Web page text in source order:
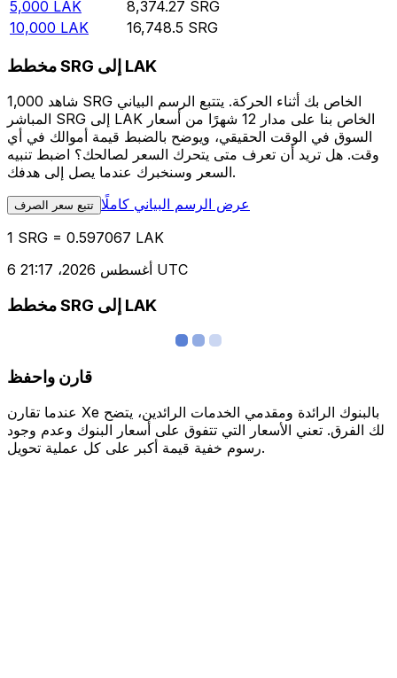
5,000 LAK 8,374.27 SRG
10,000 LAK 16,748.5 SRG
مخطط SRG إلى LAK
شاهد 1,000 SRG الخاص بك أثناء الحركة. يتتبع الرسم البياني
المباشر SRG إلى LAK الخاص بنا على مدار 12 شهرًا من أسعار
السوق في الوقت الحقيقي، ويوضح بالضبط قيمة أموالك في أي
وقت. هل تريد أن تعرف متى يتحرك السعر لصالحك؟ اضبط تنبيه
السعر وسنخبرك عندما يصل إلى هدفك.
تتبع سعر الصرف عرض الرسم البياني كاملًا
1 SRG = 0.597067 LAK
6 أغسطس 2026، 21:17 UTC
مخطط SRG إلى LAK
قارن واحفظ
عندما تقارن Xe بالبنوك الرائدة ومقدمي الخدمات الرائدين، يتضح
لك الفرق. تعني الأسعار التي تتفوق على أسعار البنوك وعدم وجود
رسوم خفية قيمة أكبر على كل عملية تحويل.